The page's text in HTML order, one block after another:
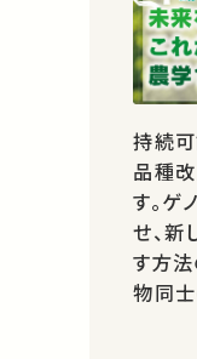
持続
品種
す。
せ、新
す方
物同